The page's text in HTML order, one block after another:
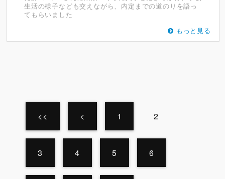
生活の様子なども交えながら、内定までの道のりを語っ
てもらいました
もっと見る
<< < 1 2
3 4 5 6